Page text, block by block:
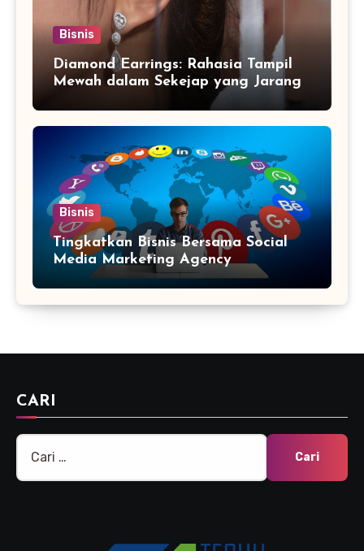
Bisnis
Diamond Earrings: Rahasia Tampil
Mewah dalam Sekejap yang Jarang
Bisnis
Tingkatkan Bisnis Bersama Social
Media Marketing Agency
CARI
Cari